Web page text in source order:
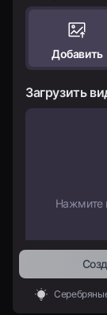
Тарифы
Добавить
Загрузить
Нажмите
Разрешение: